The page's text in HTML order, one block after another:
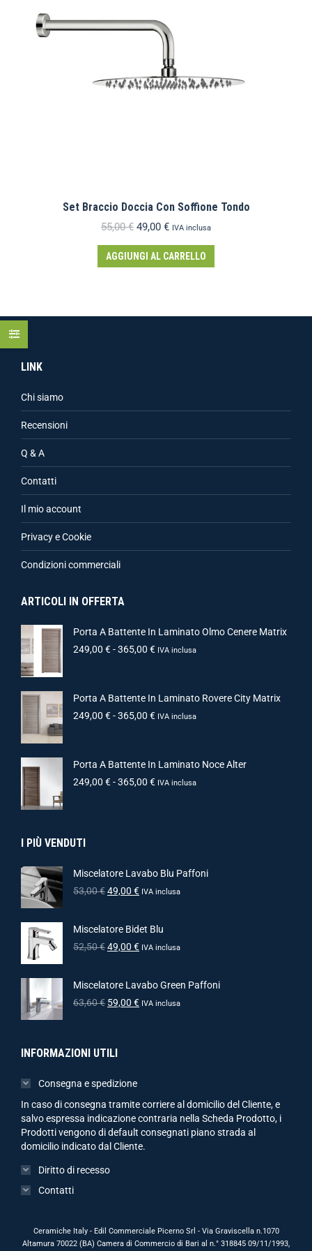
Set Braccio Doccia Con Soffione Tondo
55,00€ 49,00 € IVA inclusa
AGGIUNGI AL CARRELLO
LINK
Chi siamo
Recensioni
Q & A
Contatti
Il mio account
Privacy e Cookie
Condizioni commerciali
ARTICOLI IN OFFERTA
Porta A Battente In Laminato Olmo Cenere Matrix
249,00 €-365,00 € IVA inclusa
Porta A Battente In Laminato Rovere City Matrix
249,00 €-365,00 € IVA inclusa
Porta A Battente In Laminato Noce Alter
249,00 €-365,00 € IVA inclusa
I PIÙ VENDUTI
Miscelatore Lavabo Blu Paffoni
53,00€49,00 € IVA inclusa
Miscelatore Bidet Blu
52,50€49,00 € IVA inclusa
Miscelatore Lavabo Green Paffoni
63,60€ 59,00 € IVA inclusa
INFORMAZIONI UTILI
Consegna e spedizione
In caso di consegna tramite corriere al domicilio del Cliente, e
salvo espressa indicazione contraria nella Scheda Prodotto, i
Prodotti vengono di default consegnati piano strada al
domicilio indicato dal Cliente.
Diritto di recesso
Contatti
Ceramiche Italy - Edil Commerciale Picerno Srl - Via Graviscella n.1070
Altamura 70022 (BA) Camera di Commercio di Bari al n.° 318845 09/11/1993,